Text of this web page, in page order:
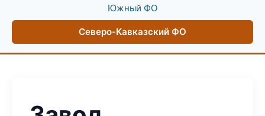
Южный ФО
Северо-Кавказский ФО